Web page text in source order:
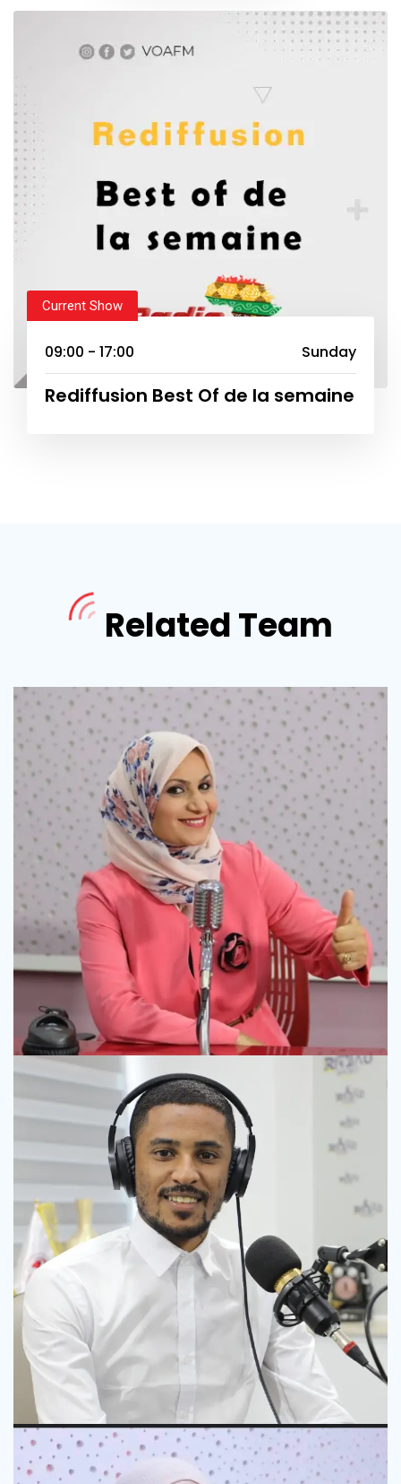
Current Show
09:00 - 17:00 Sunday
Rediffusion Best Of de la semaine
Related Team